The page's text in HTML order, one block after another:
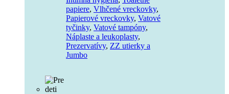
papiere, Vlhčené vreckovky,
Papierové vreckovky, Vatové
tyčinky, Vatové tampóny,
Náplaste a leukoplasty,
Prezervatívy, ZZ utierky a
Jumbo